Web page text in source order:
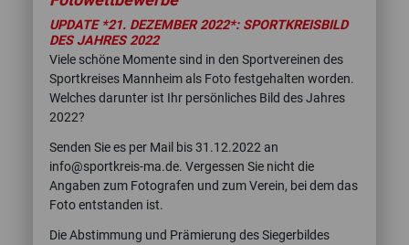
UPDATE *21. DEZEMBER 2022*: SPORTKREISBILD
DES JAHRES 2022
Viele schöne Momente sind in den Sportvereinen des
Sportkreises Mannheim als Foto festgehalten worden.
Welches darunter ist Ihr persönliches Bild des Jahres
2022?
Senden Sie es per Mail bis 31.12.2022 an
info@sportkreis-ma.de. Vergessen Sie nicht die
Angaben zum Fotografen und zum Verein, bei dem das
Foto entstanden ist.
Die Abstimmung und Prämierung des Siegerbildes